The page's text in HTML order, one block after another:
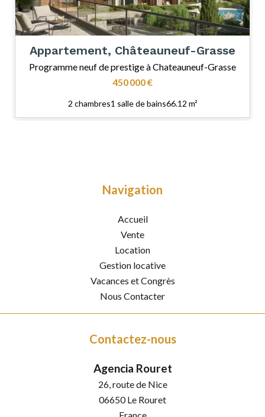
Appartement, Châteauneuf-Grasse
Programme neuf de prestige à Chateauneuf-Grasse
450 000 €
2 chambres1 salle de bains66.12 m²
Navigation
Accueil
Vente
Location
Gestion locative
Vacances et Congrès
Nous Contacter
Contactez-nous
Agencia Rouret
26, route de Nice
06650Le Rouret